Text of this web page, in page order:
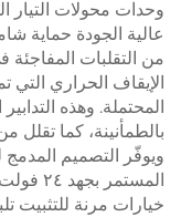
عالية الجودة حماية
من التقلبات المفاجئة
الإيقاف الحراري
المحتملة. وهذه
بالطمأنينة، كما تقلل
ويوفّر التصميم المدمج
خيارات مرنة للتثبيت